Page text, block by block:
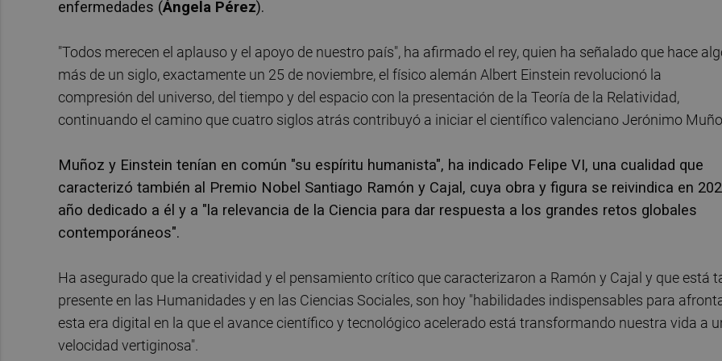
enfermedades (Ángela Pérez).
"Todos merecen el aplauso y el apoyo de nuestro país", ha afirmado el rey, quien ha señalado que hace
más de un siglo, exactamente un 25 de noviembre, el físico alemán Albert Einstein revolucionó la
compresión del universo, del tiempo y del espacio con la presentación de la Teoría de la Relatividad,
continuando el camino que cuatro siglos atrás contribuyó a iniciar el científico valenciano Jerónimo
Muñoz y Einstein tenían en común "su espíritu humanista", ha indicado Felipe VI, una cualidad que
caracterizó también al Premio Nobel Santiago Ramón y Cajal, cuya obra y figura se reivindica en
año dedicado a él y a "la relevancia de la Ciencia para dar respuesta a los grandes retos globales
contemporáneos".
Ha asegurado que la creatividad y el pensamiento crítico que caracterizaron a Ramón y Cajal y que está
presente en las Humanidades y en las Ciencias Sociales, son hoy "habilidades indispensables para
esta era digital en la que el avance científico y tecnológico acelerado está transformando nuestra vida a
velocidad vertiginosa".